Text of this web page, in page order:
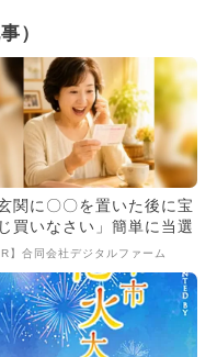
）
玄関に〇〇を置いた後に宝
買いなさい」簡単に当選
】合同会社デジタルファーム